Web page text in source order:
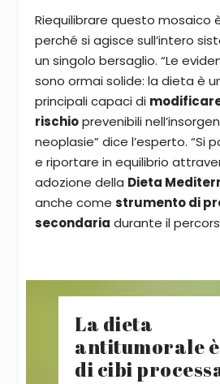
Riequilibrare questo mosaico
perché si agisce sull’intero
un singolo bersaglio. “Le
sono ormai solide: la dieta è
principali capaci di
rischioprevenibili
neoplasie” dice l’esperto. “Si
e riportare in equilibrio
adozione della Dieta
anche come strumento di
secondaria durante il
La dieta
antitumorale
di cibi